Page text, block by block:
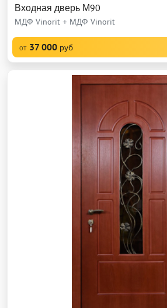
Входная дверь М90
МДФ Vinorit + МДФ Vinorit
от 37 000 руб